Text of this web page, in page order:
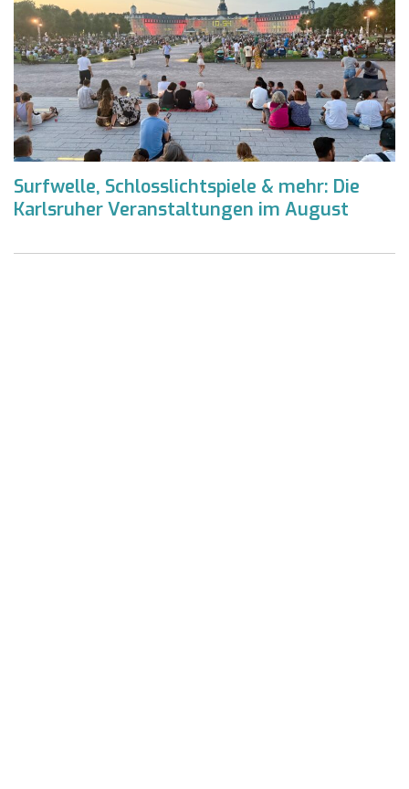
Surfwelle, Schlosslichtspiele & mehr: Die
Karlsruher Veranstaltungen im August